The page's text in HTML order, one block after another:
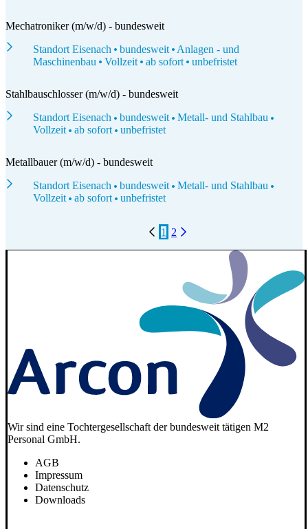
Mechatroniker (m/w/d) - bundesweit
Standort Eisenach
bundesweit
Anlagen - und
Maschinenbau
Vollzeit ab sofort unbefristet
Stahlbauschlosser (m/w/d) - bundesweit
Standort Eisenach
bundesweit
Metall- und Stahlbau
Vollzeit
ab sofort unbefristet
Metallbauer (m/w/d) - bundesweit
Standort Eisenach
bundesweit
Metall- und Stahlbau
Vollzeit
ab sofort unbefristet
1 2
Wir sind eine Tochtergesellschaft der bundesweit tätigen M2
Personal GmbH.
AGB
Impressum
Datenschutz
Downloads